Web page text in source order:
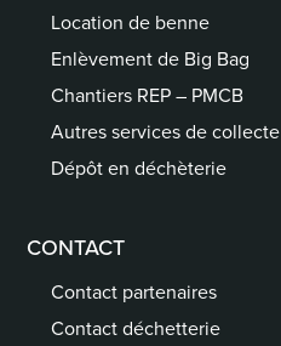
Location de benne
Enlèvement de Big Bag
Chantiers REP – PMCB
Autres services de collecte
Dépôt en déchèterie
CONTACT
Contact partenaires
Contact déchetterie